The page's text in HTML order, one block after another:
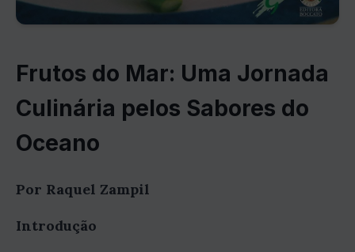
Frutos do Mar: Uma Jornada
Culinária pelos Sabores do
Oceano
Por Raquel Zampil
Introdução